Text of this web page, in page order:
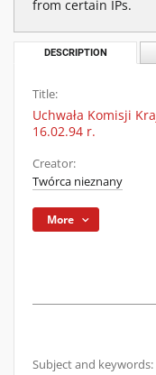
from certain IPs.
DESCRIPTION
Title:
Uchwała Komisji
16.02.94 r.
Creator:
Twórca nieznany
More
Subject and keywords: